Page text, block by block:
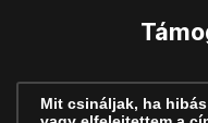
Mit csináljak, ha